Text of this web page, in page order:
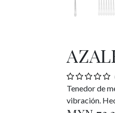
Tenedor de
vibración.